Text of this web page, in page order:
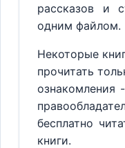
рассказов и
одним файлом.
Некоторые
прочитать
ознакомления
бесплатно
книги.